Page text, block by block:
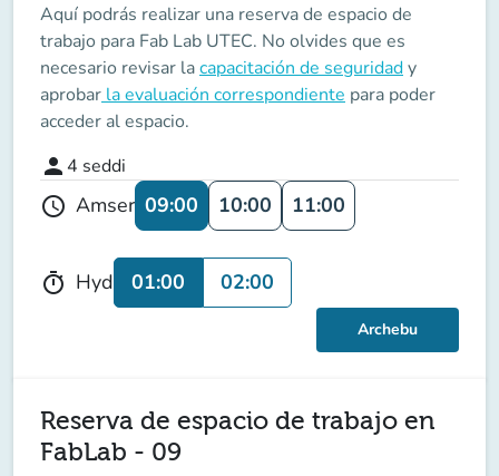
Aquí podrás realizar una reserva de espacio de
trabajo para Fab Lab UTEC. No olvides que es
necesario revisar lacapacitación de seguridady
aprobar la evaluación correspondiente para poder
acceder al espacio.
person 4 seddi
schedule Amser 09:00 10:00 11:00
timer Hyd 01:00 02:00
Archebu
Reserva de espacio de trabajo en
FabLab - 09